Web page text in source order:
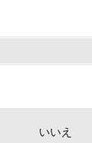
いいえ